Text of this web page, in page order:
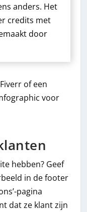
anders. Het
credits met
door
of een
voor
hebben? Geef
in de footer
pagina
dat ze klant zijn